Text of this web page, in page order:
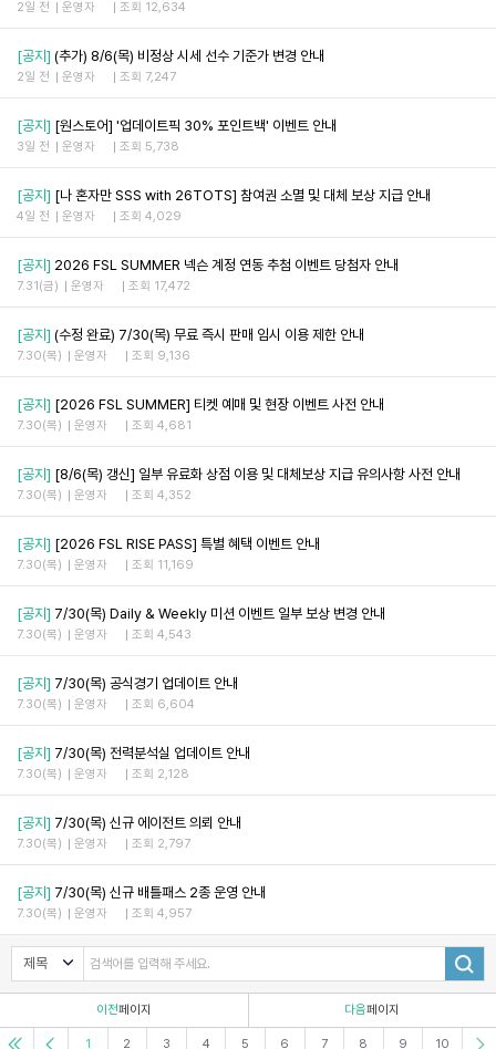
2일 전 운영자 조회 12,634
[공지] (추가) 8/6(목) 비정상 시세 선수 기준가 변경 안내
2일 전 운영자 조회 7,247
[공지] [원스토어] '업데이트픽 30% 포인트백' 이벤트 안내
3일 전 운영자 조회 5,738
[공지] [나 혼자만 SSS with 26TOTS] 참여권 소멸 및 대체 보상 지급 안내
4일 전 운영자 조회 4,029
[공지] 2026 FSL SUMMER 넥슨 계정 연동 추첨 이벤트 당첨자 안내
7.31(금) 운영자 조회 17,472
[공지] (수정 완료) 7/30(목) 무료 즉시 판매 임시 이용 제한 안내
7.30(목) 운영자 조회 9,136
[공지] [2026 FSL SUMMER] 티켓 예매 및 현장 이벤트 사전 안내
7.30(목) 운영자 조회 4,681
[공지] [8/6(목) 갱신] 일부 유료화 상점 이용 및 대체보상 지급 유의사항 사전 안내
7.30(목) 운영자 조회 4,352
[공지] [2026 FSL RISE PASS] 특별 혜택 이벤트 안내
7.30(목) 운영자 조회 11,169
[공지] 7/30(목) Daily & Weekly 미션 이벤트 일부 보상 변경 안내
7.30(목) 운영자 조회 4,543
[공지] 7/30(목) 공식경기 업데이트 안내
7.30(목) 운영자 조회 6,604
[공지] 7/30(목) 전력분석실 업데이트 안내
7.30(목) 운영자 조회 2,128
[공지] 7/30(목) 신규 에이전트 의뢰 안내
7.30(목) 운영자 조회 2,797
[공지] 7/30(목) 신규 배틀패스 2종 운영 안내
7.30(목) 운영자 조회 4,957
이전페이지 다음페이지
1 2 3 4 5 6 7 8 9 10